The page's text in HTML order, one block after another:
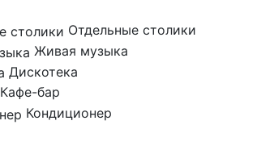
Отдельные столики
Живая музыка
Дискотека
Кафе-бар
Кондиционер